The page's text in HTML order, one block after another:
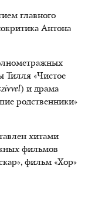
главного
Антона
Тилля «Чистое
) и драма
родственники»
хитами
фильмов
фильм «Хор»